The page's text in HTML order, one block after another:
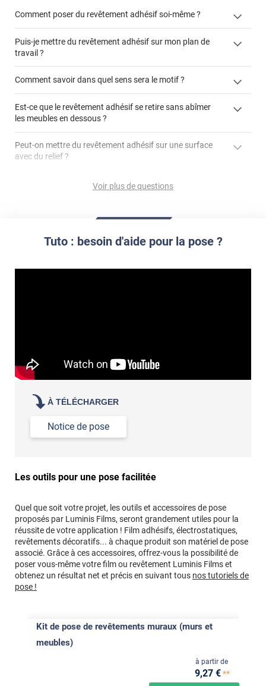
Comment poser du revêtement adhésif soi-même ?
« Comment poser un revêtement adhésif ? »
Puis-je mettre du revêtement adhésif sur mon plan de
travail ?
"Peut-on installer du
Comment savoir dans quel sens sera le motif ?
Est-ce que le revêtement adhésif se retire sans abîmer
les meubles en dessous ?
Utiliser une solution de dépose pour annuler l'action de la
S'aider d'un décapeur thermique : la colle va ramollir le film
Peut-on mettre du revêtement adhésif sur une surface
avec du relief ?
faire appel à un
Peut-on mettre du revêtement adhésif sur du carrelage
Lisser la surface avec un enduit de lissage au préalable
Comment poser du revêtement adhésif dans les angles
Réussir la pose d'un revêtement adhésif dans les angles. »
Voir plus de questions
Tuto : besoin d'aide pour la pose ?
À TÉLÉCHARGER
Notice de pose
Les outils pour une pose facilitée
Quel que soit votre projet, les outils et accessoires de pose
proposés par Luminis Films, seront grandement utiles pour la
réussite de votre application ! Film adhésifs, électrostatiques,
revêtements décoratifs... à chaque produit son matériel de pose
associé. Grâce à ces accessoires, offrez-vous la possibilité de
poser vous-même votre film ou revêtement Luminis Films et
obtenez un résultat net et précis en suivant tous nos tutoriels de
pose !
Kit de pose de revêtements muraux (murs et
meubles)
à partir de
9,27 €**